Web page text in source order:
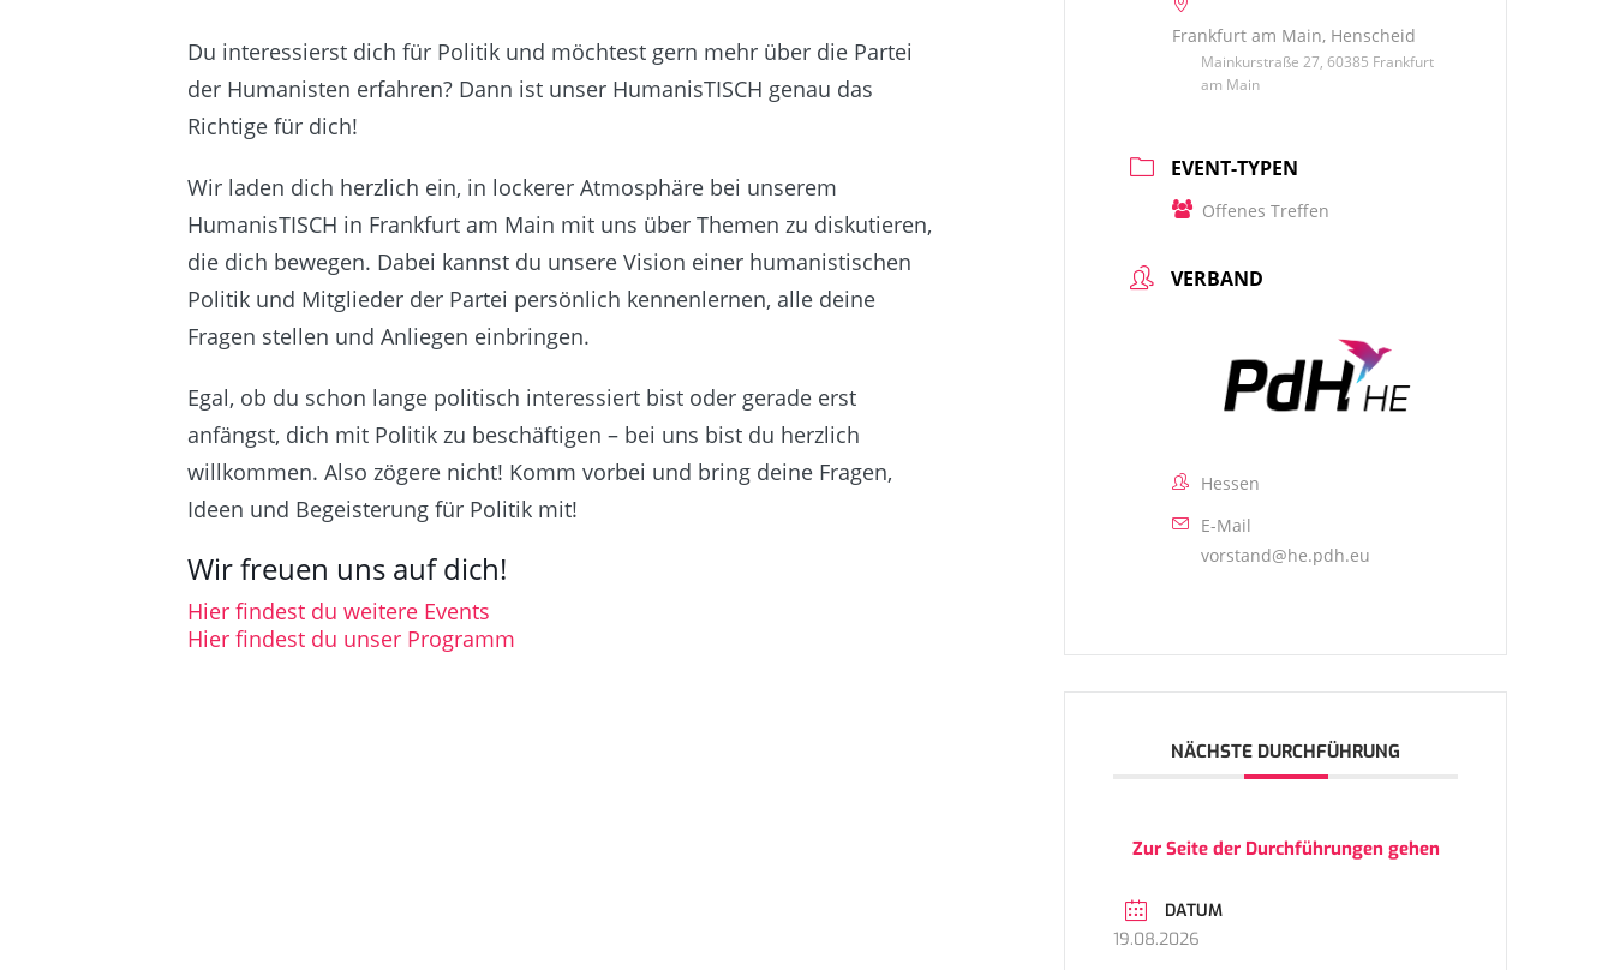
Du interessierst dich für Politik und möchtest gern mehr über die Partei
der Humanisten erfahren? Dann ist unser HumanisTISCH genau das
Richtige für dich!
Wir laden dich herzlich ein, in lockerer Atmosphäre bei unserem
HumanisTISCH in Frankfurt am Main mit uns über Themen zu diskutieren,
die dich bewegen. Dabei kannst du unsere Vision einer humanistischen
Politik und Mitglieder der Partei persönlich kennenlernen, alle deine
Fragen stellen und Anliegen einbringen.
Egal, ob du schon lange politisch interessiert bist oder gerade erst
anfängst, dich mit Politik zu beschäftigen – bei uns bist du herzlich
willkommen. Also zögere nicht! Komm vorbei und bring deine Fragen,
Ideen und Begeisterung für Politik mit!
Wir freuen uns auf dich!
Hier findest du weitere Events
Hier findest du unser Programm
Frankfurt am Main, Henscheid
Mainkurstraße 27, 60385 Frankfurt
am Main
EVENT-TYPEN
Offenes Treffen
VERBAND
Hessen
E-Mail
vorstand@he.pdh.eu
NÄCHSTE DURCHFÜHRUNG
Zur Seite der Durchführungen gehen
DATUM
19.08.2026